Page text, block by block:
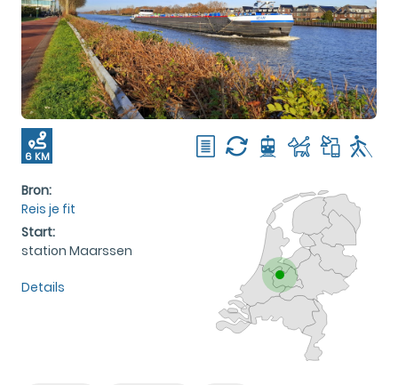
6 KM
Bron:
Reis je fit
Start:
station Maarssen
Details